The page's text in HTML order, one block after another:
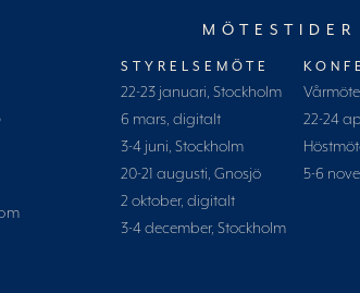
STYRELSEMÖTE
22-23 januari, Stockholm
6 mars, digitalt
3-4 juni, Stockholm
20-21 augusti, Gnosjö
2 oktober, digitalt
3-4 december, Stockholm
Vårmöte
22-24
5-6